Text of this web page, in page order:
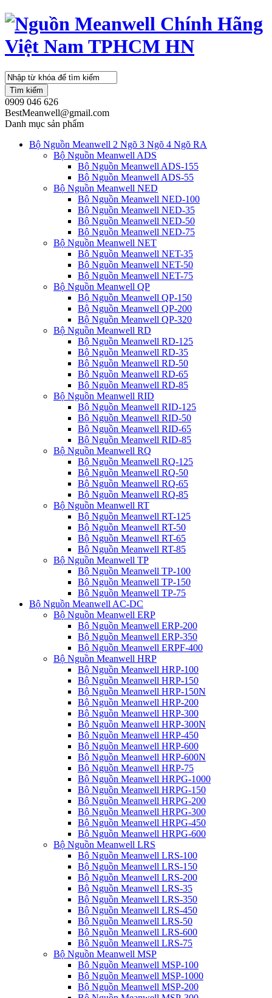
Tìm kiếm
0909 046 626
BestMeanwell@gmail.com
Danh mục sản phẩm
Bộ Nguồn Meanwell 2 Ngõ 3 Ngõ 4 Ngõ RA
Bộ Nguồn Meanwell ADS
Bộ Nguồn Meanwell ADS-155
Bộ Nguồn Meanwell ADS-55
Bộ Nguồn Meanwell NED
Bộ Nguồn Meanwell NED-100
Bộ Nguồn Meanwell NED-35
Bộ Nguồn Meanwell NED-50
Bộ Nguồn Meanwell NED-75
Bộ Nguồn Meanwell NET
Bộ Nguồn Meanwell NET-35
Bộ Nguồn Meanwell NET-50
Bộ Nguồn Meanwell NET-75
Bộ Nguồn Meanwell QP
Bộ Nguồn Meanwell QP-150
Bộ Nguồn Meanwell QP-200
Bộ Nguồn Meanwell QP-320
Bộ Nguồn Meanwell RD
Bộ Nguồn Meanwell RD-125
Bộ Nguồn Meanwell RD-35
Bộ Nguồn Meanwell RD-50
Bộ Nguồn Meanwell RD-65
Bộ Nguồn Meanwell RD-85
Bộ Nguồn Meanwell RID
Bộ Nguồn Meanwell RID-125
Bộ Nguồn Meanwell RID-50
Bộ Nguồn Meanwell RID-65
Bộ Nguồn Meanwell RID-85
Bộ Nguồn Meanwell RQ
Bộ Nguồn Meanwell RQ-125
Bộ Nguồn Meanwell RQ-50
Bộ Nguồn Meanwell RQ-65
Bộ Nguồn Meanwell RQ-85
Bộ Nguồn Meanwell RT
Bộ Nguồn Meanwell RT-125
Bộ Nguồn Meanwell RT-50
Bộ Nguồn Meanwell RT-65
Bộ Nguồn Meanwell RT-85
Bộ Nguồn Meanwell TP
Bộ Nguồn Meanwell TP-100
Bộ Nguồn Meanwell TP-150
Bộ Nguồn Meanwell TP-75
Bộ Nguồn Meanwell AC-DC
Bộ Nguồn Meanwell ERP
Bộ Nguồn Meanwell ERP-200
Bộ Nguồn Meanwell ERP-350
Bộ Nguồn Meanwell ERPF-400
Bộ Nguồn Meanwell HRP
Bộ Nguồn Meanwell HRP-100
Bộ Nguồn Meanwell HRP-150
Bộ Nguồn Meanwell HRP-150N
Bộ Nguồn Meanwell HRP-200
Bộ Nguồn Meanwell HRP-300
Bộ Nguồn Meanwell HRP-300N
Bộ Nguồn Meanwell HRP-450
Bộ Nguồn Meanwell HRP-600
Bộ Nguồn Meanwell HRP-600N
Bộ Nguồn Meanwell HRP-75
Bộ Nguồn Meanwell HRPG-1000
Bộ Nguồn Meanwell HRPG-150
Bộ Nguồn Meanwell HRPG-200
Bộ Nguồn Meanwell HRPG-300
Bộ Nguồn Meanwell HRPG-450
Bộ Nguồn Meanwell HRPG-600
Bộ Nguồn Meanwell LRS
Bộ Nguồn Meanwell LRS-100
Bộ Nguồn Meanwell LRS-150
Bộ Nguồn Meanwell LRS-200
Bộ Nguồn Meanwell LRS-35
Bộ Nguồn Meanwell LRS-350
Bộ Nguồn Meanwell LRS-450
Bộ Nguồn Meanwell LRS-50
Bộ Nguồn Meanwell LRS-600
Bộ Nguồn Meanwell LRS-75
Bộ Nguồn Meanwell MSP
Bộ Nguồn Meanwell MSP-100
Bộ Nguồn Meanwell MSP-1000
Bộ Nguồn Meanwell MSP-200